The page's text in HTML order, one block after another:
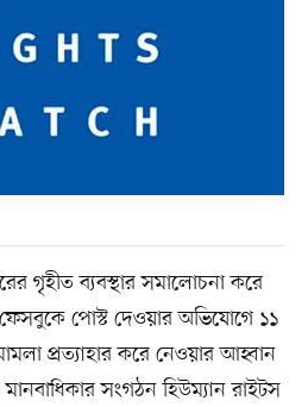
গৃহীত ব্যবস্থার সমালোচনা করে
পোস্ট দেওয়ার অভিযোগে ১১
প্রত্যাহার করে নেওয়ার আহ্বান
মানবাধিকার সংগঠন হিউম্যান রাইটস